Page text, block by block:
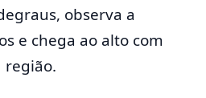
observa a
e chega ao alto com
região.